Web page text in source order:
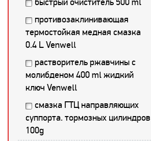
противозаклинивающая
термостойкая медная смазка
0.4 L Venwell
растворитель ржавчины с
молибденом 400 ml жидкий
ключ Venwell
смазка ГТЦ направляющих
суппорта. тормозных цилиндров
100g